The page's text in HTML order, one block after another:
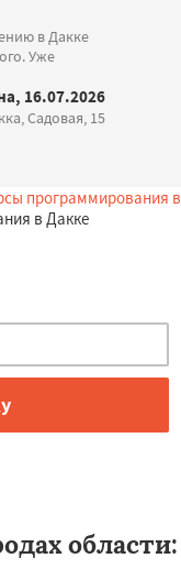
в Дакке
Уже
16.07.2026
Садовая, 15
программирования в
в Дакке
области: